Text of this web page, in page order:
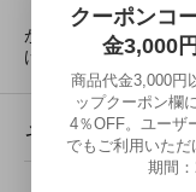
・乾燥後でも重ね塗
が損なわれる恐れが
けて仕上げて下さい。
その他の詳細
クーポンコ
金3,000
商品代金3,000円
ップクーポン欄
4％OFF。ユーザ
でもご利用いた
期間